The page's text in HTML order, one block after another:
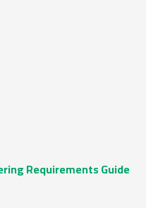
Requirements Guide